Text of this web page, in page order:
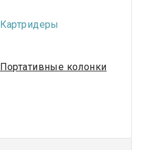
Картридеры
Портативные колонки